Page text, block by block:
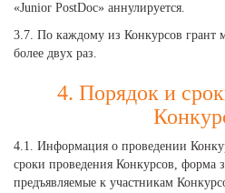
«Junior PostDoc» аннулируется.
3.7. По каждому из Конкурсов грант
более двух раз.
4. Порядок и
4.1. Информация о проведении
сроки проведения Конкурсов, форма
предъявляемые к участникам